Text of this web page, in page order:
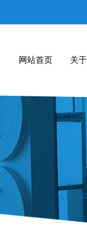
网站首页 关